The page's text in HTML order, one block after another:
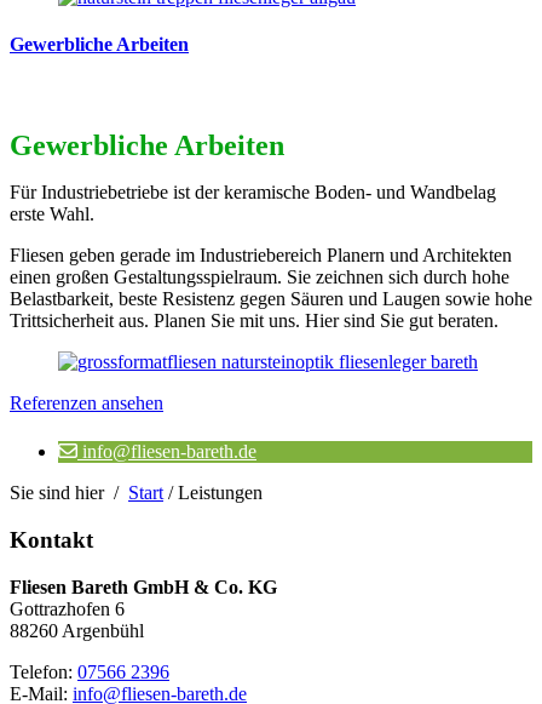
Gewerbliche Arbeiten
Gewerbliche Arbeiten
Für Industriebetriebe ist der keramische Boden- und Wandbelag
erste Wahl.
Fliesen geben gerade im Industriebereich Planern und Architekten
einen großen Gestaltungsspielraum. Sie zeichnen sich durch hohe
Belastbarkeit, beste Resistenz gegen Säuren und Laugen sowie hohe
Trittsicherheit aus. Planen Sie mit uns. Hier sind Sie gut beraten.
Referenzen ansehen
info@fliesen-bareth.de
Sie sind hier / Start /Leistungen
Kontakt
Fliesen Bareth GmbH & Co. KG
Gottrazhofen 6
88260 Argenbühl
Telefon: 07566 2396
E-Mail: info@fliesen-bareth.de